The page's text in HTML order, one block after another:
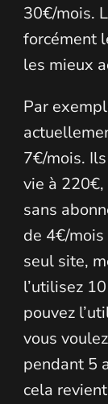
30€/mois.
forcément
les mieux
Par
7€/mois.
vie à
sans
de 4€/mois
seul site,
l’utilisez
pouvez
vous
pendant 5
cela